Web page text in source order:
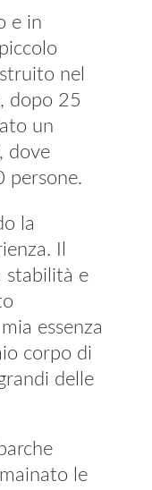
e in
nel
dopo 25
un
dove
persone.
la
Il
stabilità e
essenza
corpo di
delle
le